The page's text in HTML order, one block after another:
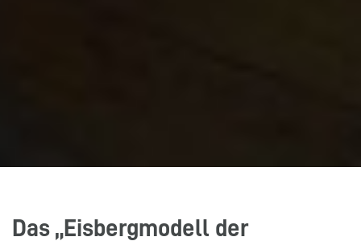
Das „Eisbergmodell der